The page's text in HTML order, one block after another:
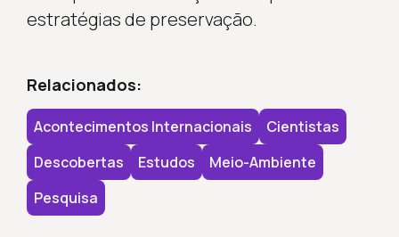
estratégias de preservação.
Relacionados:
Acontecimentos Internacionais
Cientistas
Descobertas
Estudos
Meio-Ambiente
Pesquisa